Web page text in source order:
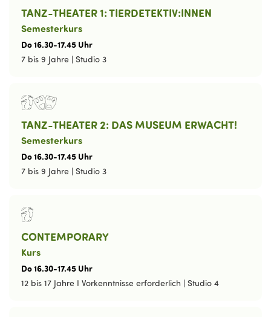
TANZ-THEATER 1: TIERDETEKTIV:INNEN
Semesterkurs
Do16.30-17.45 Uhr
7 bis 9 Jahre | Studio 3
TANZ-THEATER 2: DAS MUSEUM ERWACHT!
Semesterkurs
Do16.30-17.45 Uhr
7 bis 9 Jahre | Studio 3
CONTEMPORARY
Kurs
Do16.30-17.45 Uhr
12 bis 17 Jahre I Vorkenntnisse erforderlich | Studio 4